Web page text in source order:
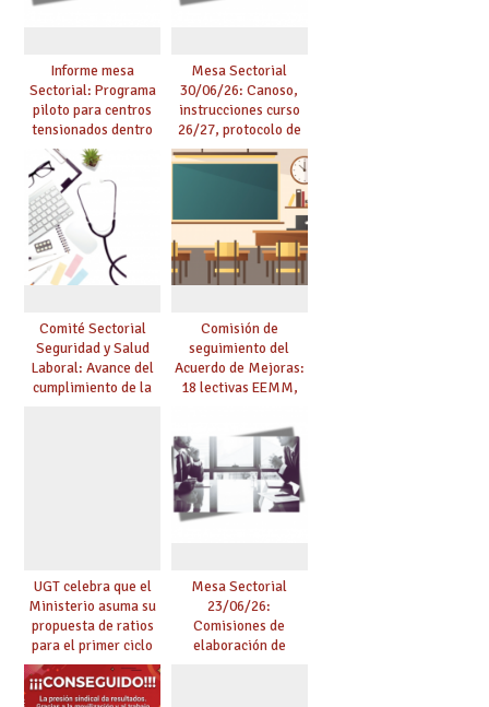
Informe mesa
Sectorial: Programa
piloto para centros
tensionados dentro
del marco del
Acuerdo de Mejoras y
evaluación del curso
25/26
Mesa Sectorial
30/06/26: Canoso,
instrucciones curso
26/27, protocolo de
agresiones.
Comité Sectorial
Seguridad y Salud
Laboral: Avance del
cumplimiento de la
Comisión de
seguimiento del
Acuerdo de Mejoras:
18 lectivas EEMM,
mayores 55 y pilotaje
en centros
tensionados
UGT celebra que el
Ministerio asuma su
propuesta de ratios
para el primer ciclo
de Infantil y pide
extender la misma
Mesa Sectorial
23/06/26:
Comisiones de
elaboración de